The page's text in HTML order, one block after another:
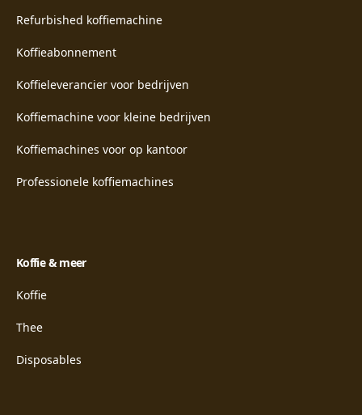
Refurbished koffiemachine
Koffieabonnement
Koffieleverancier voor bedrijven
Koffiemachine voor kleine bedrijven
Koffiemachines voor op kantoor
Professionele koffiemachines
Koffie & meer
Koffie
Thee
Disposables